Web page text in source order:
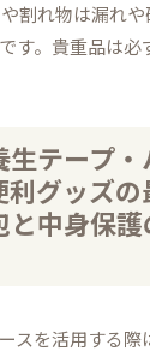
割れ物は漏れ
す。貴重品は必
生テープ
利グッズ
と中身保
スを活用する際